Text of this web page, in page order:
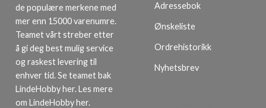
de populære merkene med
mer enn 15000 varenumre.
Teamet vårt streber etter
å gi deg best mulig service
og raskest levering til
enhver tid. Se teamet bak
LindeHobby her.Les mere
om LindeHobby her.
Adressebok
Ønskeliste
Ordrehistorikk
Nyhetsbrev